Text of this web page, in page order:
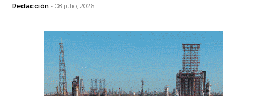
Redacción - 08 julio, 2026